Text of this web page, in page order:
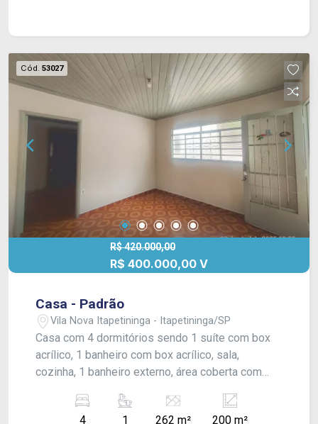
Cód. 53027
R$ 420.000,00
R$ 400.000,00 V
Casa - Padrão
Vila Nova Itapetininga - Itapetininga/SP
Casa com 4 dormitórios sendo 1 suíte com box
acrílico, 1 banheiro com box acrílico, sala,
cozinha, 1 banheiro externo, área coberta com
cimentado, duas entradas de garagem sendo 2
4 1 262 m² 200 m²